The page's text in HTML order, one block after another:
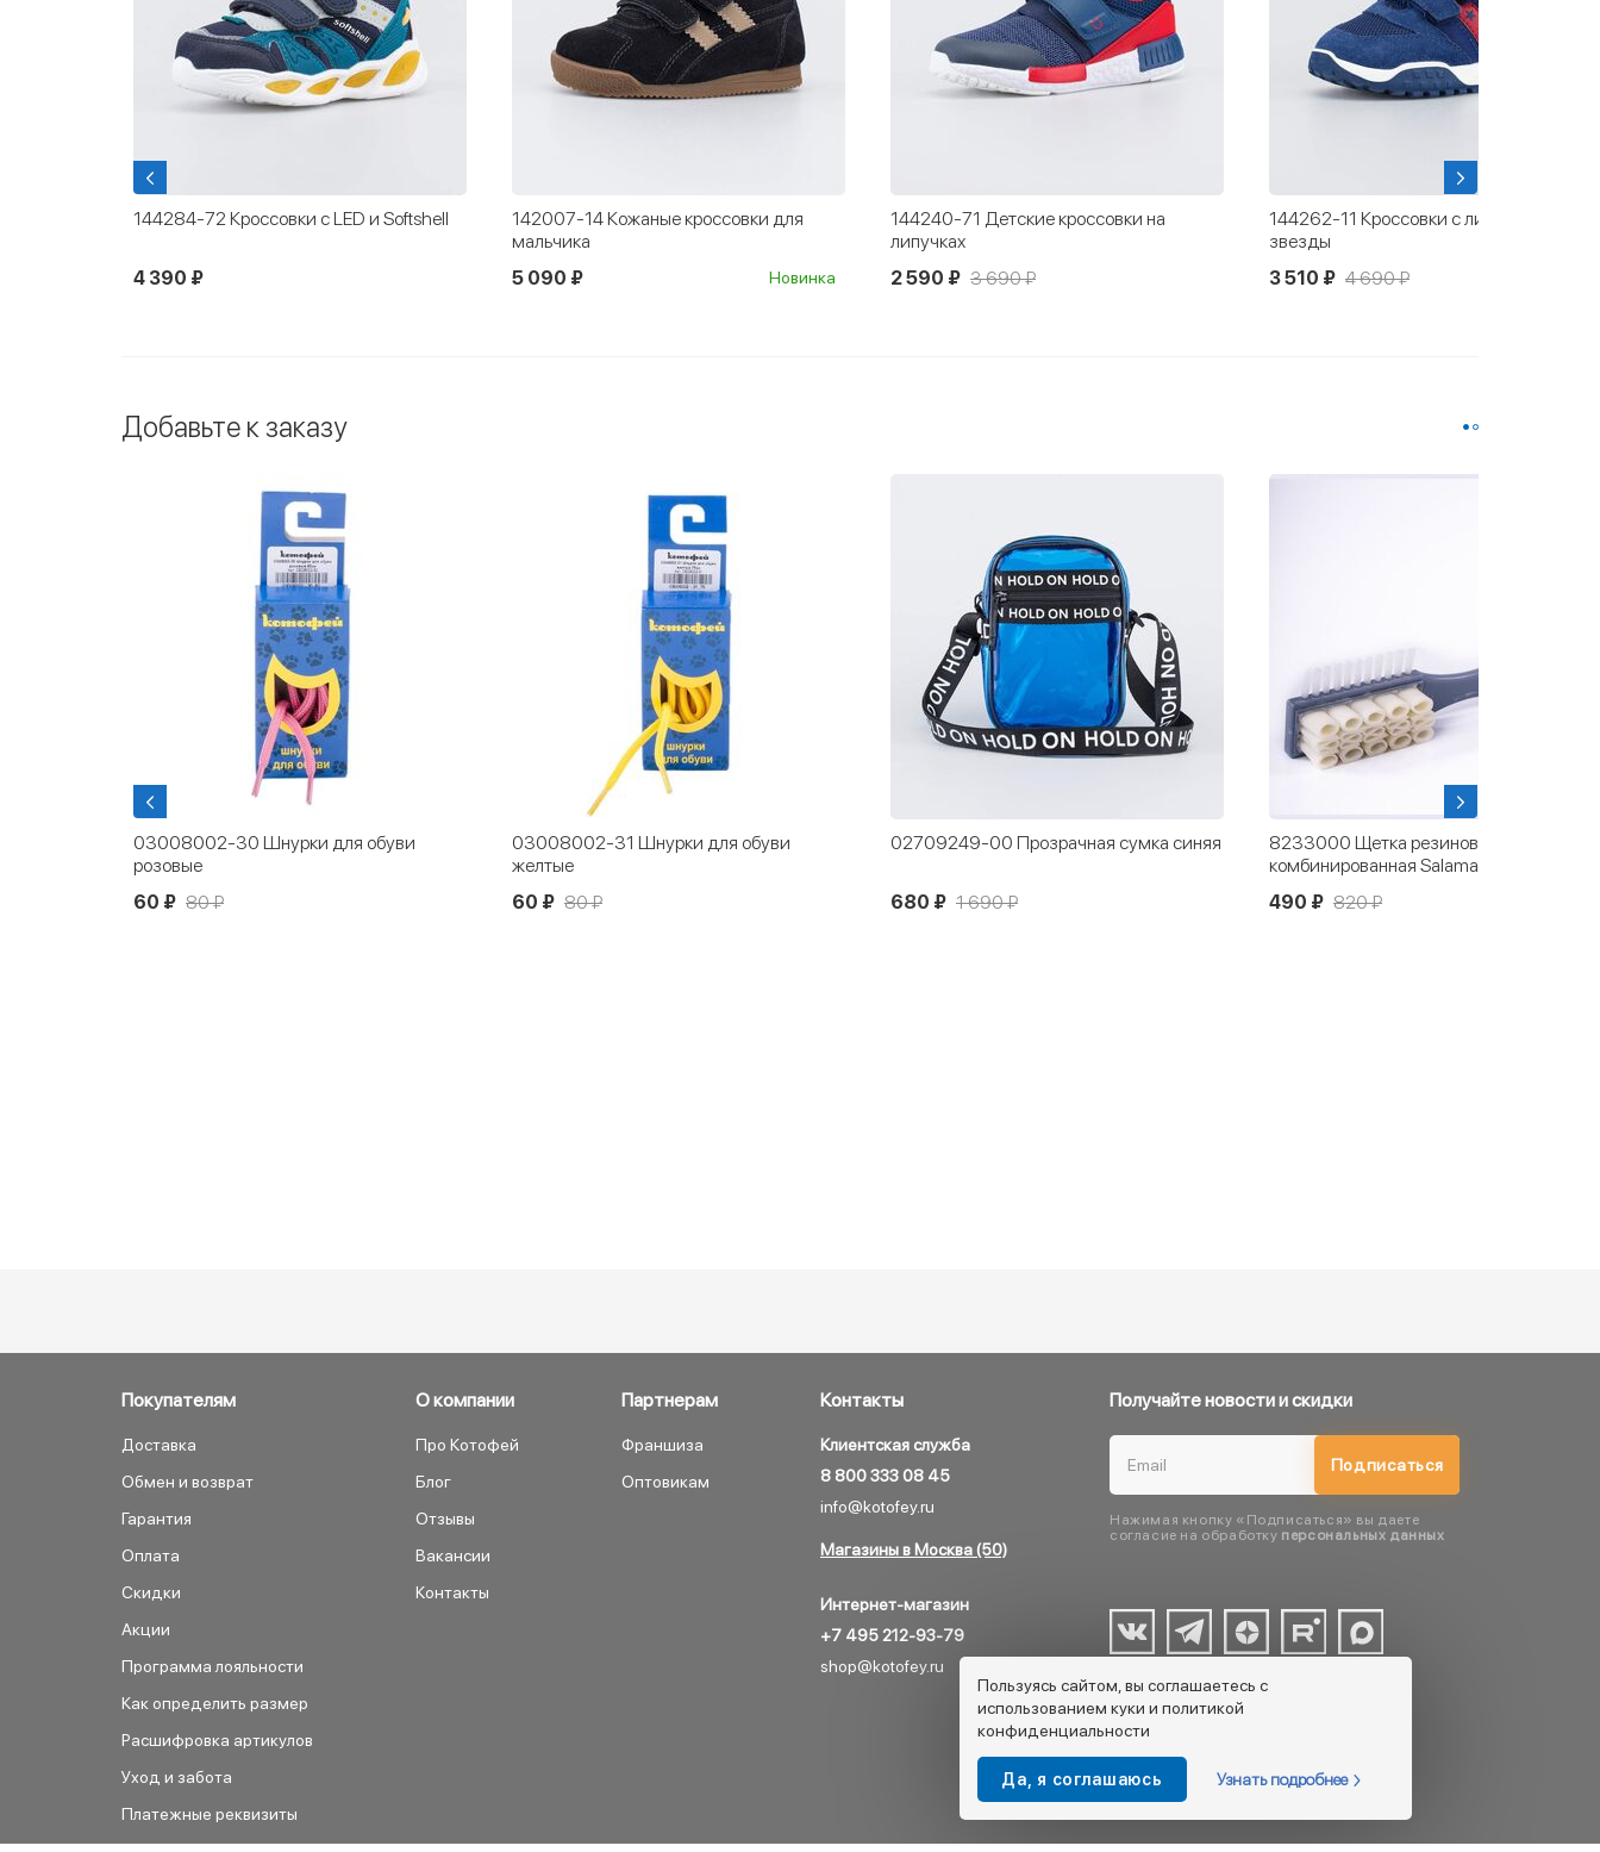
142007-14 Кожаные кроссовки для
5 090 ₽
144240-71 Детские кроссовки на
липучках
2 590 ₽
144262-11 Кроссовки с липучками Три
звезды
3 510 ₽ 4 690 ₽
144262-16 Кроссовки для мальчика Три
звезды
4 890 ₽
Добавьте к заказу
03008002-31 Шнурки для обуви
желтые
60 ₽ 80 ₽
02709249-00 Прозрачная сумка синяя
680 ₽ 1 690 ₽
8233000 Щетка резиновая
490 ₽ 820 ₽
03008002-30 Шнурки для обуви
розовые
60 ₽
80 ₽
Покупателям
Доставка
Обмен и возврат
Гарантия
Оплата
Скидки
Акции
Программа лояльности
Как определить размер
Расшифровка артикулов
Уход и забота
Платежные реквизиты
О компании
Про Котофей
Блог
Отзывы
Вакансии
Контакты
Партнерам
Франшиза
Оптовикам
Контакты
Клиентская служба
8 800 333 08 45
info@kotofey.ru
Магазины в Москва (50)
Интернет-магазин
+7 495 212-93-79
shop@kotofey.ru
Получайте новости и скидки
Подписаться
Нажимая кнопку «Подписаться» вы даете
согласие на обработку персональных данных
Пользуясь сайтом, вы соглашаетесь с
использованием куки и политикой
конфиденциальности
Да, я соглашаюсь Узнать подробнее